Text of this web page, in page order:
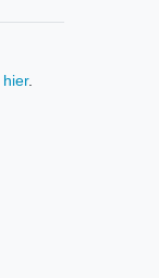
hier.